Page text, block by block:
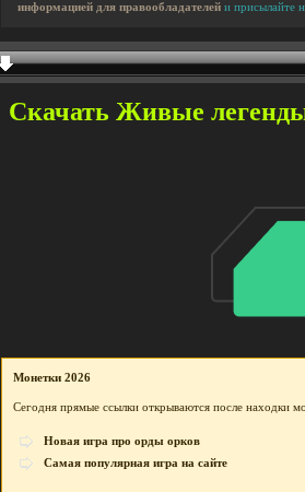
информацией для правообладателей и присылайте
Скачать Живые
Монетки 2026
Сегодня прямые ссылки открываются после находки
Новая игра про орды орков
Самая популярная игра на сайте